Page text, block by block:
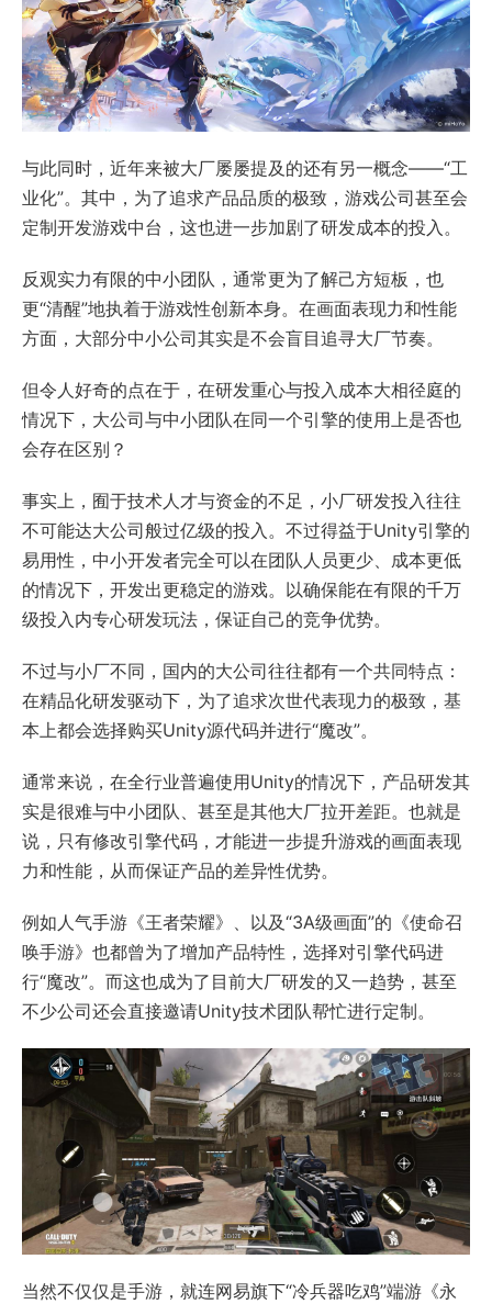
与此同时，近年来被大厂屡屡提及的还有另一概念——“工
业化”。其中，为了追求产品品质的极致，游戏公司甚至会
定制开发游戏中台，这也进一步加剧了研发成本的投入。
反观实力有限的中小团队，通常更为了解己方短板，也
更“清醒”地执着于游戏性创新本身。在画面表现力和性能
方面，大部分中小公司其实是不会盲目追寻大厂节奏。
但令人好奇的点在于，在研发重心与投入成本大相径庭的
情况下，大公司与中小团队在同一个引擎的使用上是否也
会存在区别？
事实上，囿于技术人才与资金的不足，小厂研发投入往往
不可能达大公司般过亿级的投入。不过得益于Unity引擎的
易用性，中小开发者完全可以在团队人员更少、成本更低
的情况下，开发出更稳定的游戏。以确保能在有限的千万
级投入内专心研发玩法，保证自己的竞争优势。
不过与小厂不同，国内的大公司往往都有一个共同特点：
在精品化研发驱动下，为了追求次世代表现力的极致，基
本上都会选择购买Unity源代码并进行“魔改”。
通常来说，在全行业普遍使用Unity的情况下，产品研发其
实是很难与中小团队、甚至是其他大厂拉开差距。也就是
说，只有修改引擎代码，才能进一步提升游戏的画面表现
力和性能，从而保证产品的差异性优势。
例如人气手游《王者荣耀》、以及“3A级画面”的《使命召
唤手游》也都曾为了增加产品特性，选择对引擎代码进
行“魔改”。而这也成为了目前大厂研发的又一趋势，甚至
不少公司还会直接邀请Unity技术团队帮忙进行定制。
当然不仅仅是手游，就连网易旗下“冷兵器吃鸡”端游《永